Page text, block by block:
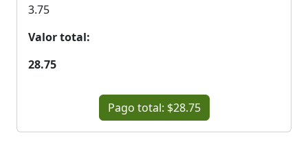
3.75
Valor total:
28.75
Pago total: $28.75